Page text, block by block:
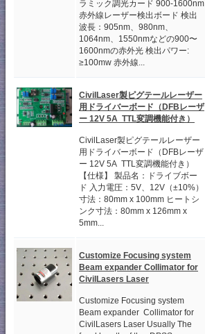
ラミック調光カード 900-1600nm
赤外線レーザー検出ボード 検出
波長：905nm、980nm、
1064nm、1550nmなどの900〜
1600nmの赤外光 検出パワー:
≥100mw 赤外線...
CivilLaser製ピグテールレーザー
用ドライバーボード（DFBレーザ
ー 12V 5A TTL変調機能付き）
CivilLaser製ピグテールレーザー
用ドライバーボード（DFBレーザ
ー 12V 5A TTL変調機能付き）
【仕様】 製品名：ドライブボー
ド 入力電圧：5V、12V（±10%）
寸法：80mm x 100mm ヒートシ
ンク寸法：80mm x 126mm x
5mm...
Customize Focusing system
Beam expander Collimator for
CivilLasers Laser
Customize Focusing system
Beam expander Collimator for
CivilLasers Laser Usually The